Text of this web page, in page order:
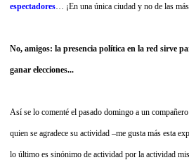
espectadores ¡En una única ciudad y no de las
No, amigos: la presencia política en la red sirve
ganar elecciones...
Así se lo comenté el pasado domingo a un
quien se agradece su actividad –me gusta más esta
lo último es sinónimo de actividad por la actividad